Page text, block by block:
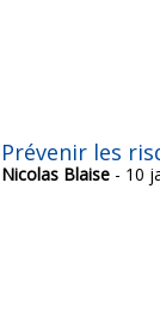
Prévenir les
Nicolas Blaise - 10